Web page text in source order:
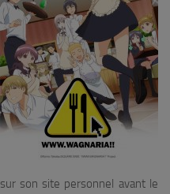
sur son site personnel avant le